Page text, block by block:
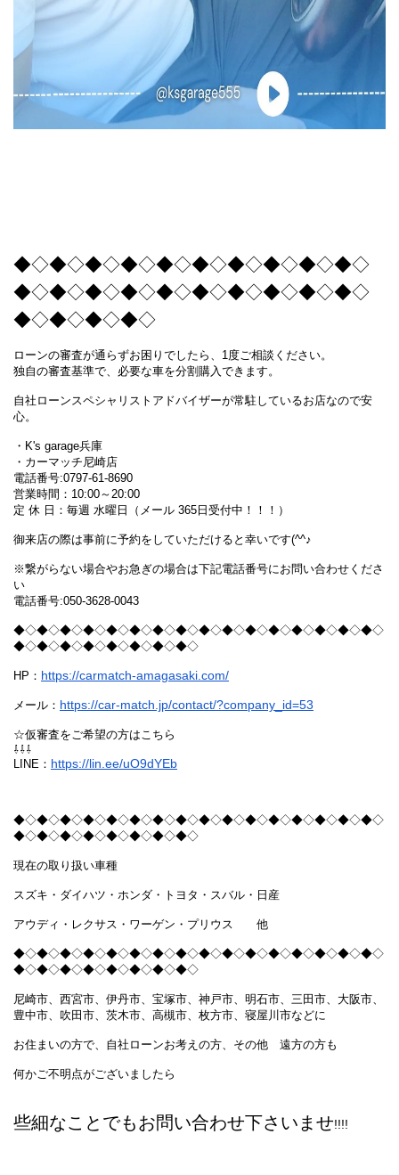
◆◇◆◇◆◇◆◇◆◇◆◇◆◇◆◇◆◇◆◇
◆◇◆◇◆◇◆◇◆◇◆◇◆◇◆◇◆◇◆◇
◆◇◆◇◆◇◆◇
ローンの審査が通らずお困りでしたら、1度ご相談ください。
独自の審査基準で、必要な車を分割購入できます。
自社ローンスペシャリストアドバイザーが常駐しているお店なので安
心。
・K's garage兵庫
・カーマッチ尼崎店
電話番号:0797-61-8690
営業時間：10:00～20:00
定 休 日：毎週 水曜日（メール 365日受付中！！！）
御来店の際は事前に予約をしていただけると幸いです(^^♪
※繋がらない場合やお急ぎの場合は下記電話番号にお問い合わせくださ
い
電話番号:050-3628-0043
◆◇◆◇◆◇◆◇◆◇◆◇◆◇◆◇◆◇◆◇◆◇◆◇◆◇◆◇◆◇◆◇
◆◇◆◇◆◇◆◇◆◇◆◇◆◇◆◇
HP： https://carmatch-amagasaki.com/
メール： https://car-match.jp/contact/?company_id=53
☆仮審査をご希望の方はこちら
⇩⇩⇩
LINE： https://lin.ee/uO9dYEb
◆◇◆◇◆◇◆◇◆◇◆◇◆◇◆◇◆◇◆◇◆◇◆◇◆◇◆◇◆◇◆◇
◆◇◆◇◆◇◆◇◆◇◆◇◆◇◆◇
現在の取り扱い車種
スズキ・ダイハツ・ホンダ・トヨタ・スバル・日産
アウディ・レクサス・ワーゲン・プリウス 他
◆◇◆◇◆◇◆◇◆◇◆◇◆◇◆◇◆◇◆◇◆◇◆◇◆◇◆◇◆◇◆◇
◆◇◆◇◆◇◆◇◆◇◆◇◆◇◆◇
尼崎市、西宮市、伊丹市、宝塚市、神戸市、明石市、三田市、大阪市、
豊中市、吹田市、茨木市、高槻市、枚方市、寝屋川市などに
お住まいの方で、自社ローンお考えの方、その他 遠方の方も
何かご不明点がございましたら
些細なことでもお問い合わせ下さいませ!!!!